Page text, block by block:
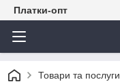
Платки-опт
Товари та послуги